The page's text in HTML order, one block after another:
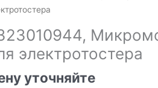
электротостера
уточняйте